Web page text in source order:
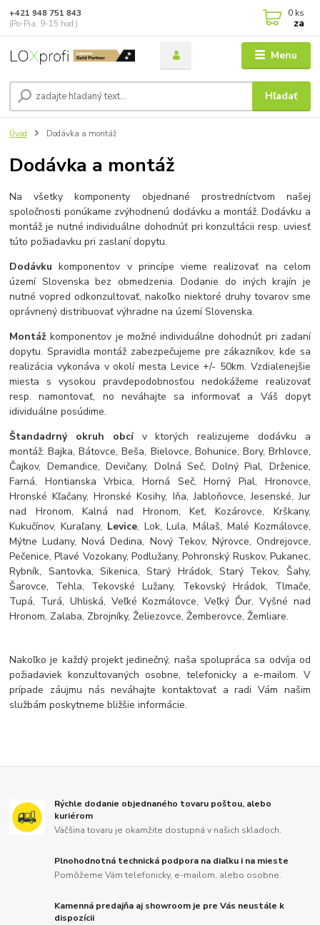
Menu
Hľadať
+421 948 751 843
(Po-Pia, 9-15 hod.)
0 ks
za
Úvod Dodávka a montáž
Dodávka a montáž
Na všetky komponenty objednané prostredníctvom našej
spoločnosti ponúkame zvýhodnenú dodávku a montáž. Dodávku a
montáž je nutné individuálne dohodnúť pri konzultácii resp. uviesť
túto požiadavku pri zaslaní dopytu.
Dodávku komponentov v princípe vieme realizovať na celom
území Slovenska bez obmedzenia. Dodanie do iných krajín je
nutné vopred odkonzultovať, nakoľko niektoré druhy tovarov sme
oprávnený distribuovať výhradne na území Slovenska.
Montáž komponentov je možné individuálne dohodnúť pri zadaní
dopytu. Spravidla montáž zabezpečujeme pre zákazníkov, kde sa
realizácia vykonáva v okolí mesta Levice +/- 50km. Vzdialenejšie
miesta s vysokou pravdepodobnosťou nedokážeme realizovať
resp. namontovať, no neváhajte sa informovať a Váš dopyt
idividuálne posúdime.
Štandadrný okruh obcív ktorých realizujeme dodávku a
montáž: Bajka, Bátovce, Beša, Bielovce, Bohunice, Bory, Brhlovce,
Čajkov, Demandice, Devičany, Dolná Seč, Dolný Pial, Drženice,
Farná, Hontianska Vrbica, Horná Seč, Horný Pial, Hronovce,
Hronské Kľačany, Hronské Kosihy, Iňa, Jabloňovce, Jesenské, Jur
nad Hronom, Kalná nad Hronom, Keť, Kozárovce, Krškany,
Kukučínov, Kuraľany, Levice, Lok, Lula, Málaš, Malé Kozmálovce,
Mýtne Ludany, Nová Dedina, Nový Tekov, Nýrovce, Ondrejovce,
Pečenice, Plavé Vozokany, Podlužany, Pohronský Ruskov, Pukanec,
Rybník, Santovka, Sikenica, Starý Hrádok, Starý Tekov, Šahy,
Šarovce, Tehla, Tekovské Lužany, Tekovský Hrádok, Tlmače,
Tupá, Turá, Uhliská, Veľké Kozmálovce, Veľký Ďur, Vyšné nad
Hronom, Zalaba, Zbrojníky, Želiezovce, Žemberovce, Žemliare.
Nakoľko je každý projekt jedinečný, naša spolupráca sa odvíja od
požiadaviek konzultovaných osobne, telefonicky a e-mailom. V
prípade záujmu nás neváhajte kontaktovať a radi Vám našim
službám poskytneme bližšie informácie.
Rýchle dodanie objednaného tovaru poštou, alebo
kuriérom
Väčšina tovaru je okamžite dostupná v našich skladoch.
Plnohodnotná technická podpora na diaľku i na mieste
Pomôžeme Vám telefonicky, e-mailom, alebo osobne.
Kamenná predajňa aj showroom je pre Vás neustále k
dispozícii